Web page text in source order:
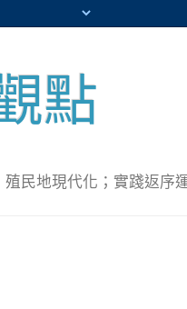
點
殖民地現代化；實踐返序